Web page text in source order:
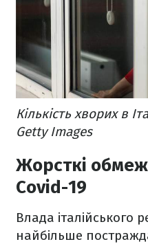
Кількість хворих в
Getty Images
Жорсткі
Covid-19
Влада італійського
найбільше